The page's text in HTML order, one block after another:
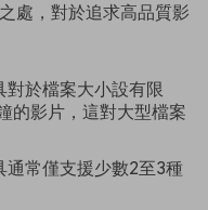
處，對於追求高品質影
對於檔案大小設有限
的影片，這對大型檔案
通常僅支援少數2至3種